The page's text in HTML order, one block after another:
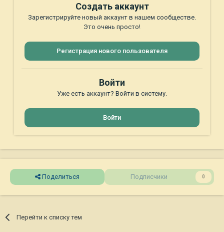
Создать аккаунт
Зарегистрируйте новый аккаунт в нашем сообществе.
Это очень просто!
Регистрация нового пользователя
Войти
Уже есть аккаунт? Войти в систему.
Войти
Поделиться Подписчики 0
Перейти к списку тем